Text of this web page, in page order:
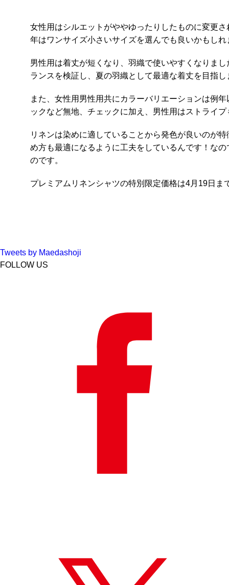
女性用はシルエットがややゆったりしたものに変更
年はワンサイズ小さいサイズを選んでも良いかもしれ
男性用は着丈が短くなり、羽織で使いやすくなりま
ランスを検証し、夏の羽織として最適な着丈を目指し
また、女性用男性用共にカラーバリエーションは例
ックなど無地、チェックに加え、男性用はストライ
リネンは染めに適していることから発色が良いのが
め方も最適になるように工夫をしているんです！な
のです。
プレミアムリネンシャツの特別限定価格は4月19日
Tweets by Maedashoji
FOLLOW US